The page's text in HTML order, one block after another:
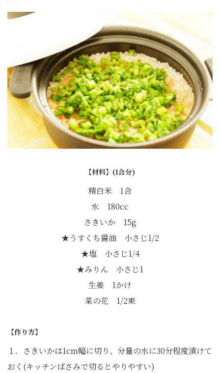
【材料】(1合分)
精白米 1合
水 180cc
さきいか 15g
★うすくち醤油 小さじ1/2
★塩 小さじ1/4
★みりん 小さじ1
生姜 1かけ
菜の花 1/2束
【作り方】
１．さきいかは1cm幅に切り、分量の水に30分程度漬けて
おく(キッチンばさみで切るとやりやすい)